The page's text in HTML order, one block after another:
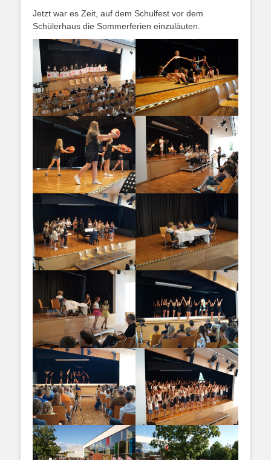
Jetzt war es Zeit, auf dem Schulfest vor dem
Schülerhaus die Sommerferien einzuläuten.